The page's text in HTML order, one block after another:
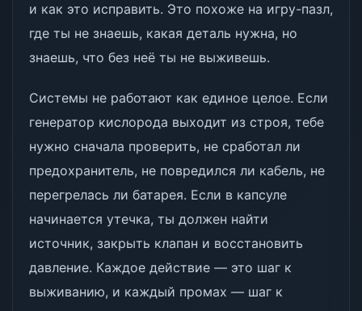
и как это исправить. Это похоже на игру-пазл,
где ты не знаешь, какая деталь нужна, но
знаешь, что без неё ты не выживешь.
Системы не работают как единое целое. Если
генератор кислорода выходит из строя, тебе
нужно сначала проверить, не сработал ли
предохранитель, не повредился ли кабель, не
перегрелась ли батарея. Если в капсуле
начинается утечка, ты должен найти
источник, закрыть клапан и восстановить
давление. Каждое действие — это шаг к
выживанию, и каждый промах — шаг к